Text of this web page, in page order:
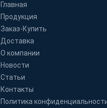
Главная
Продукция
Заказ-Купить
Доставка
О компании
Новости
Статьи
Контакты
Политика